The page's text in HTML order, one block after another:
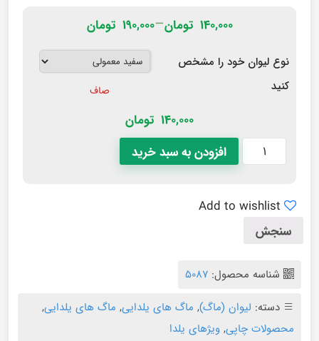
۱۴۰,۰۰۰ تومان–۱۹۰,۰۰۰ تومان
نوع لیوان خود را مشخص
کنید
صاف
140,000 تومان
افزودن به سبد خرید
Add to wishlist
سنجش
شناسه محصول: 5087
دسته: لیوان (ماگ), ماگ های یلدایی, ماگ های یلدایی,
محصولات چاپی, ویژهای یلدا